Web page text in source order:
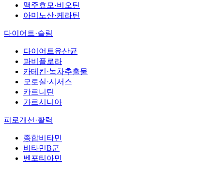
맥주효모·비오틴
아미노산·케라틴
다이어트·슬림
다이어트유산균
파비플로라
카테킨·녹차추출물
모로실·시서스
카르니틴
가르시니아
피로개선·활력
종합비타민
비타민B군
벤포티아민